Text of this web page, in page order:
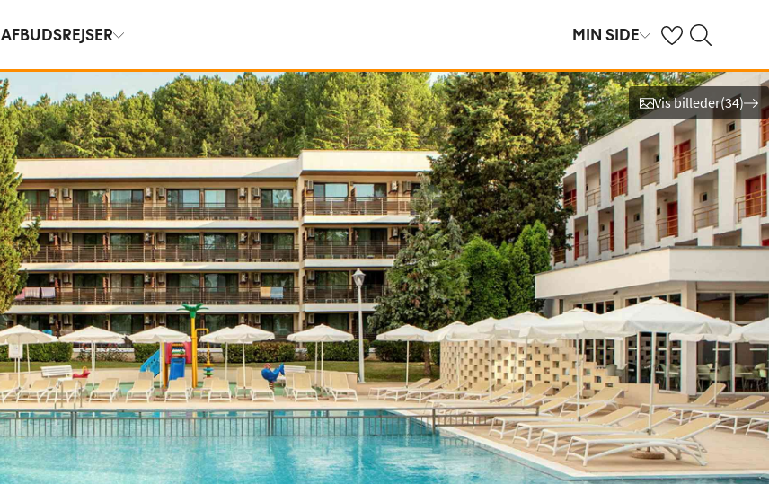
AFBUDSREJSER MIN SIDE Se dine gemte
Søg på spies.dk
Vis billeder(34)